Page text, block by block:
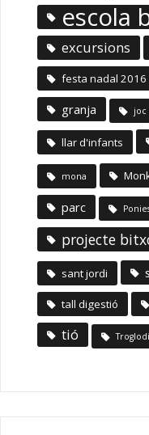
escola
excursions
festa nadal 2016
granja joc
llar d'infants
mona
parc
projecte
sant jordi
tall digestió
tió